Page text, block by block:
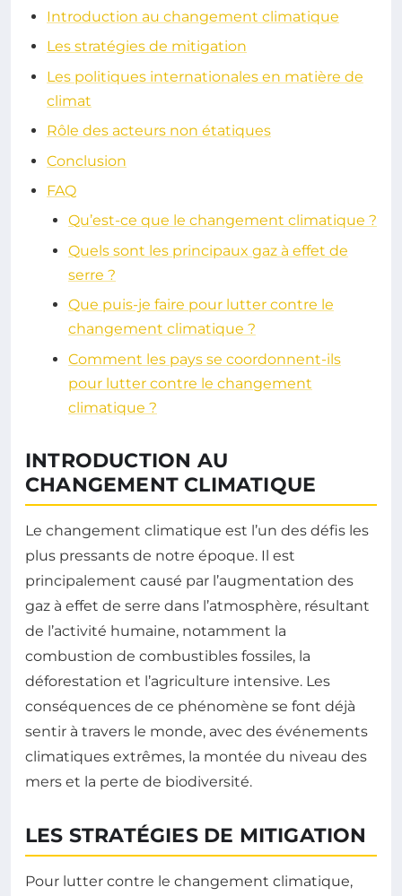
Introduction au changement climatique
Les stratégies de mitigation
Les politiques internationales en matière de
climat
Rôle des acteurs non étatiques
Conclusion
FAQ
Qu’est-ce que le changement climatique ?
Quels sont les principaux gaz à effet de
serre ?
Que puis-je faire pour lutter contre le
changement climatique ?
Comment les pays se coordonnent-ils
pour lutter contre le changement
climatique ?
INTRODUCTION AU
CHANGEMENT CLIMATIQUE
Le changement climatique est l’un des défis les
plus pressants de notre époque. Il est
principalement causé par l’augmentation des
gaz à effet de serre dans l’atmosphère, résultant
de l’activité humaine, notamment la
combustion de combustibles fossiles, la
déforestation et l’agriculture intensive. Les
conséquences de ce phénomène se font déjà
sentir à travers le monde, avec des événements
climatiques extrêmes, la montée du niveau des
mers et la perte de biodiversité.
LES STRATÉGIES DE MITIGATION
Pour lutter contre le changement climatique,